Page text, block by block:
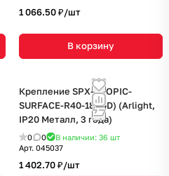
1 066.50 ₽/шт
В корзину
Крепление SPX-TROPIC-
SURFACE-R40-18 (GD) (Arlight,
IP20 Металл, 3 года)
0 0 В наличии: 36 шт
Арт. 045037
1 402.70 ₽/шт